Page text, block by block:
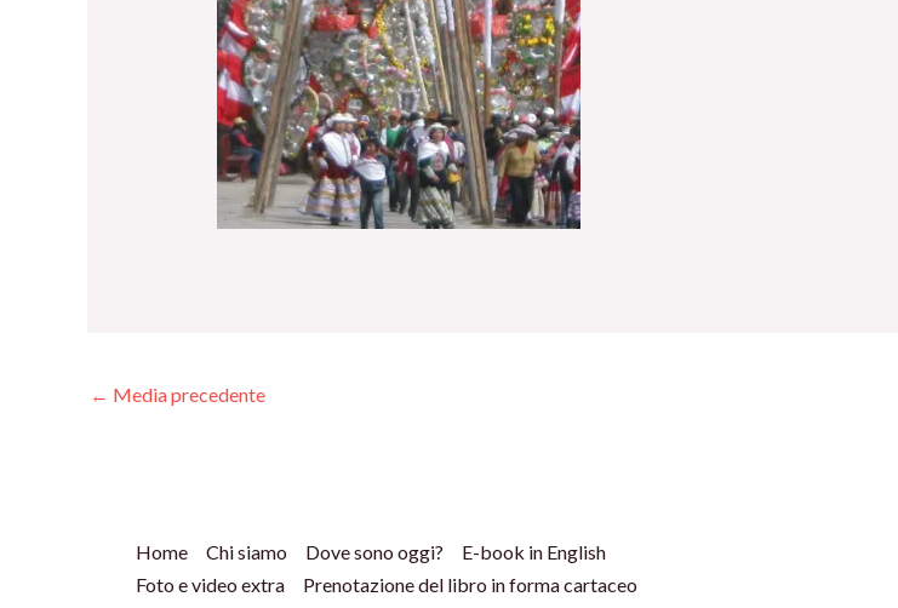
← Media precedente
Home Chi siamo Dove sono oggi?
E-book in English
Foto e video extra
Prenotazione del libro in forma cartaceo